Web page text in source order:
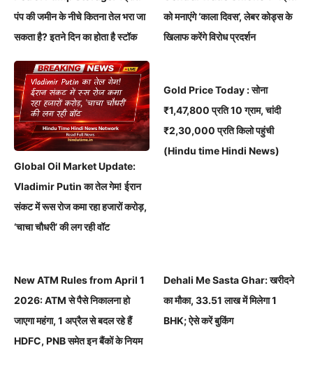
पंप की जमीन के नीचे कितना तेल भरा जा
सकता है? इतने दिन का होता है स्टॉक
को मनाएंगे ‘काला दिवस’, लेबर कोड्स के
खिलाफ करेंगे विरोध प्रदर्शन
Global Oil Market Update:
Vladimir Putin का तेल गेम! ईरान
संकट में रूस रोज कमा रहा हजारों करोड़,
‘चाचा चौधरी’ की लग रही वॉट
Gold Price Today : सोना
₹1,47,800 प्रति 10 ग्राम, चांदी
₹2,30,000 प्रति किलो पहुंची
(Hindu time Hindi News)
New ATM Rules from April 1
2026: ATM से पैसे निकालना हो
जाएगा महंगा, 1 अप्रैल से बदल रहे हैं
HDFC, PNB समेत इन बैंकों के नियम
Dehali Me Sasta Ghar: खरीदने
का मौका, 33.51 लाख में मिलेगा 1
BHK; ऐसे करें बुकिंग